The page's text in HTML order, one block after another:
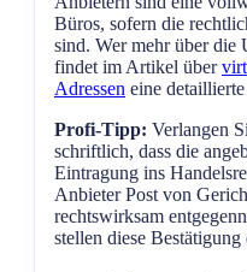
Büros, sofern die
sind. Wer mehr über die
findet im Artikel über
Adressen eine
Profi-Tipp: Verlangen
schriftlich, dass die
Eintragung ins
Anbieter Post von
rechtswirksam
stellen diese